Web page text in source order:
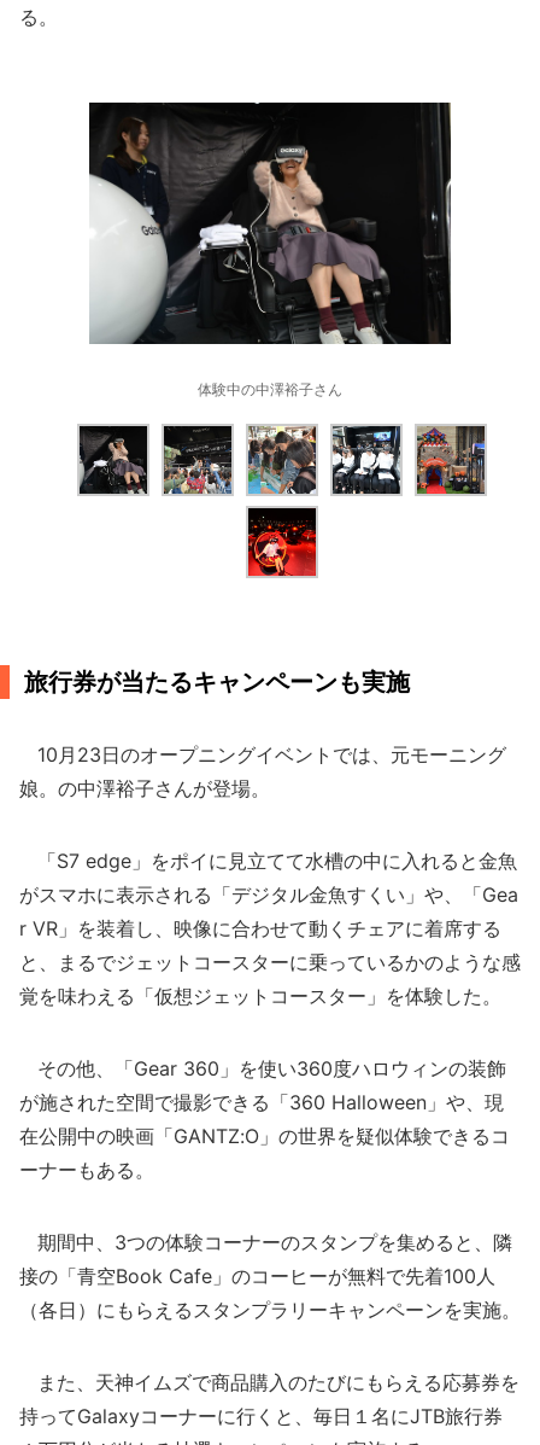
る。
体験中の中澤裕子さん
旅行券が当たるキャンペーンも実施
10月23日のオープニングイベントでは、元モーニング
娘。の中澤裕子さんが登場。
「S7 edge」をポイに見立てて水槽の中に入れると金魚
がスマホに表示される「デジタル金魚すくい」や、「Gea
r VR」を装着し、映像に合わせて動くチェアに着席する
と、まるでジェットコースターに乗っているかのような感
覚を味わえる「仮想ジェットコースター」を体験した。
その他、「Gear 360」を使い360度ハロウィンの装飾
が施された空間で撮影できる「360 Halloween」や、現
在公開中の映画「GANTZ:O」の世界を疑似体験できるコ
ーナーもある。
期間中、3つの体験コーナーのスタンプを集めると、隣
接の「青空Book Cafe」のコーヒーが無料で先着100人
（各日）にもらえるスタンプラリーキャンペーンを実施。
また、天神イムズで商品購入のたびにもらえる応募券を
持ってGalaxyコーナーに行くと、毎日１名にJTB旅行券